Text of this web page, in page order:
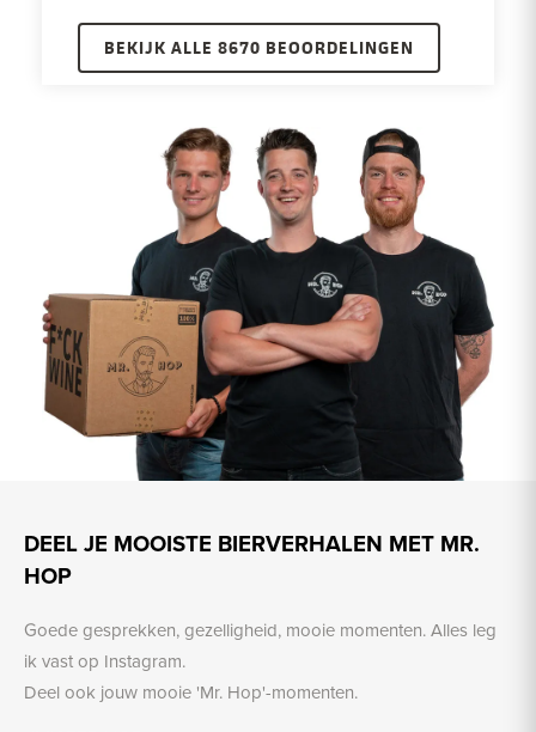
BEKIJK ALLE 8670 BEOORDELINGEN
DEEL JE MOOISTE BIERVERHALEN MET MR.
HOP
Goede gesprekken, gezelligheid, mooie momenten. Alles leg
ik vast op Instagram.
Deel ook jouw mooie 'Mr. Hop'-momenten.